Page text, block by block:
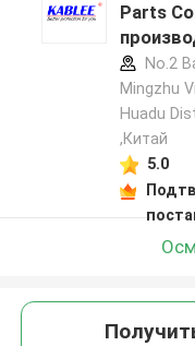
Parts
No.2
Mingzhu
Huadu
,Китай
5.0